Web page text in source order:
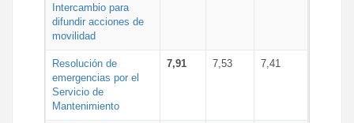
Intercambio para
difundir acciones de
movilidad
Resolución de
emergencias por el
Servicio de
Mantenimiento
7,91 7,53 7,41